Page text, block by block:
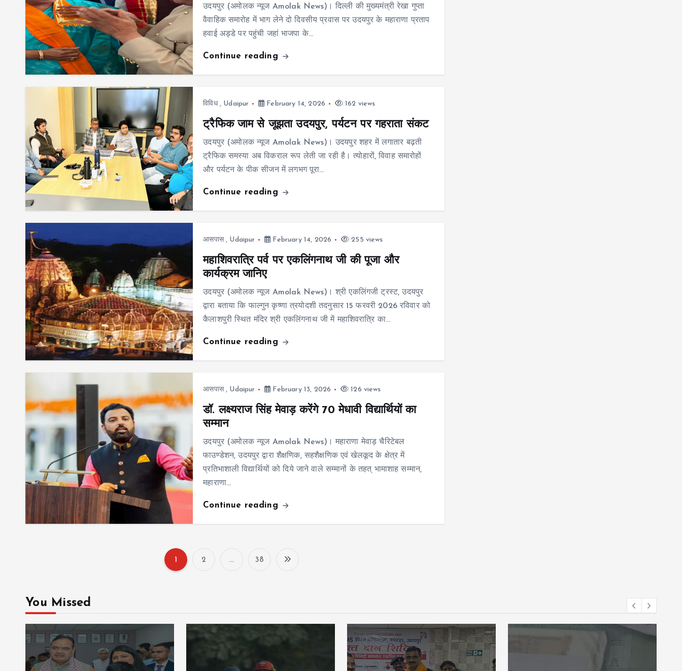
उदयपुर (अमोलक न्यूज Amolak News)। दिल्ली की मुख्यमंत्री रेखा गुप्ता
वैवाहिक समारोह में भाग लेने दो दिवसीय प्रवास पर उदयपुर के महाराणा प्रताप
हवाई अड्डे पर पहुंची जहां भाजपा के…
Continue reading
विविध, Udaipur February 14, 2026 162 views
ट्रैफिक जाम से जूझता उदयपुर, पर्यटन पर गहराता संकट
उदयपुर (अमोलक न्यूज Amolak News)। उदयपुर शहर में लगातार बढ़ती
ट्रैफिक समस्या अब विकराल रूप लेती जा रही है। त्योहारों, विवाह समारोहों
और पर्यटन के पीक सीजन में लगभग पूरा…
Continue reading
आसपास, Udaipur February 14, 2026 255 views
महाशिवरात्रि पर्व पर एकलिंगनाथ जी की पूजा और
कार्यक्रम जानिए
उदयपुर (अमोलक न्यूज Amolak News)। श्री एकलिंगजी ट्रस्ट, उदयपुर
द्वारा बताया कि फाल्गुन कृष्णा त्रयोदशी तदनुसार 15 फरवरी 2026 रविवार को
कैलाशपुरी स्थित मंदिर श्री एकलिंगनाथ जी में महाशिवरात्रि का…
Continue reading
आसपास, Udaipur February 13, 2026 126 views
डॉ. लक्ष्यराज सिंह मेवाड़ करेंगे 70 मेधावी विद्यार्थियों का
सम्मान
उदयपुर (अमोलक न्यूज Amolak News)। महाराणा मेवाड़ चैरिटेबल
फाउण्डेशन, उदयपुर द्वारा शैक्षणिक, सहशैक्षणिक एवं खेलकूद के क्षेत्र में
प्रतिभाशाली विद्यार्थियों को दिये जाने वाले सम्मानों के तहत् भामाशाह सम्मान,
महाराणा…
Continue reading
s
t
1 2 … 38
You Missed